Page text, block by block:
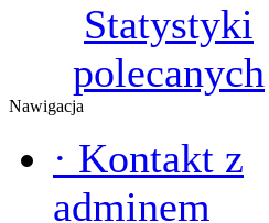
Statystyki
polecanych
Nawigacja
· Kontakt z
adminem